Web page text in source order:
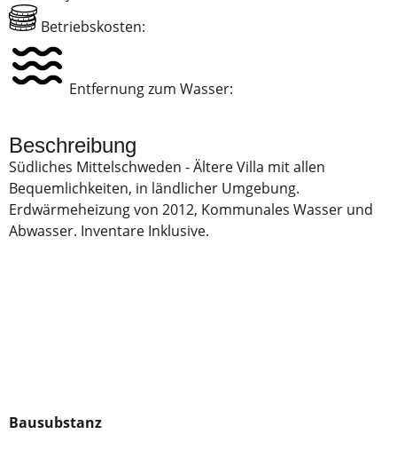
Betriebskosten:
Entfernung zum Wasser:
Beschreibung
Südliches Mittelschweden - Ältere Villa mit allen
Bequemlichkeiten, in ländlicher Umgebung.
Erdwärmeheizung von 2012, Kommunales Wasser und
Abwasser. Inventare Inklusive.
Bausubstanz